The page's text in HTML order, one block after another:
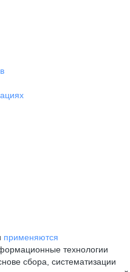
применяются
технологии
сбора, систематизации